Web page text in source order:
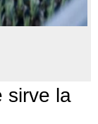
sirve la